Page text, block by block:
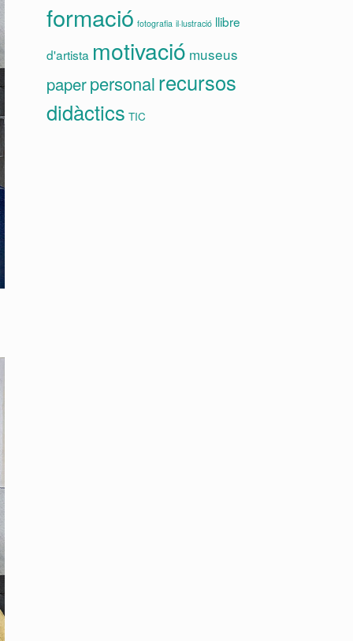
formació fotografia il·lustració llibre
d'artista motivació museus
paperpersonalrecursos
didàctics TIC